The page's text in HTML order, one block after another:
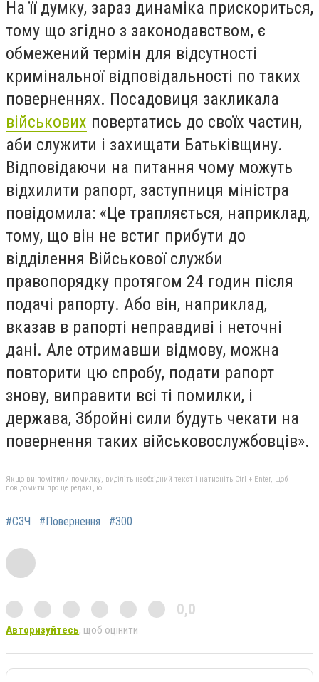
На її думку, зараз динаміка прискориться,
тому що згідно з законодавством, є
обмежений термін для відсутності
кримінальної відповідальності по таких
поверненнях. Посадовиця закликала
військових повертатись до своїх частин,
аби служити і захищати Батьківщину.
Відповідаючи на питання чому можуть
відхилити рапорт, заступниця міністра
повідомила: «Це трапляється, наприклад,
тому, що він не встиг прибути до
відділення Військової служби
правопорядку протягом 24 годин після
подачі рапорту. Або він, наприклад,
вказав в рапорті неправдиві і неточні
дані. Але отримавши відмову, можна
повторити цю спробу, подати рапорт
знову, виправити всі ті помилки, і
держава, Збройні сили будуть чекати на
повернення таких військовослужбовців».
Якщо ви помітили помилку, виділіть необхідний текст і натисніть Ctrl + Enter, щоб
повідомити про це редакцію
#СЗЧ #Повернення #300
0,0
Авторизуйтесь, щоб оцінити